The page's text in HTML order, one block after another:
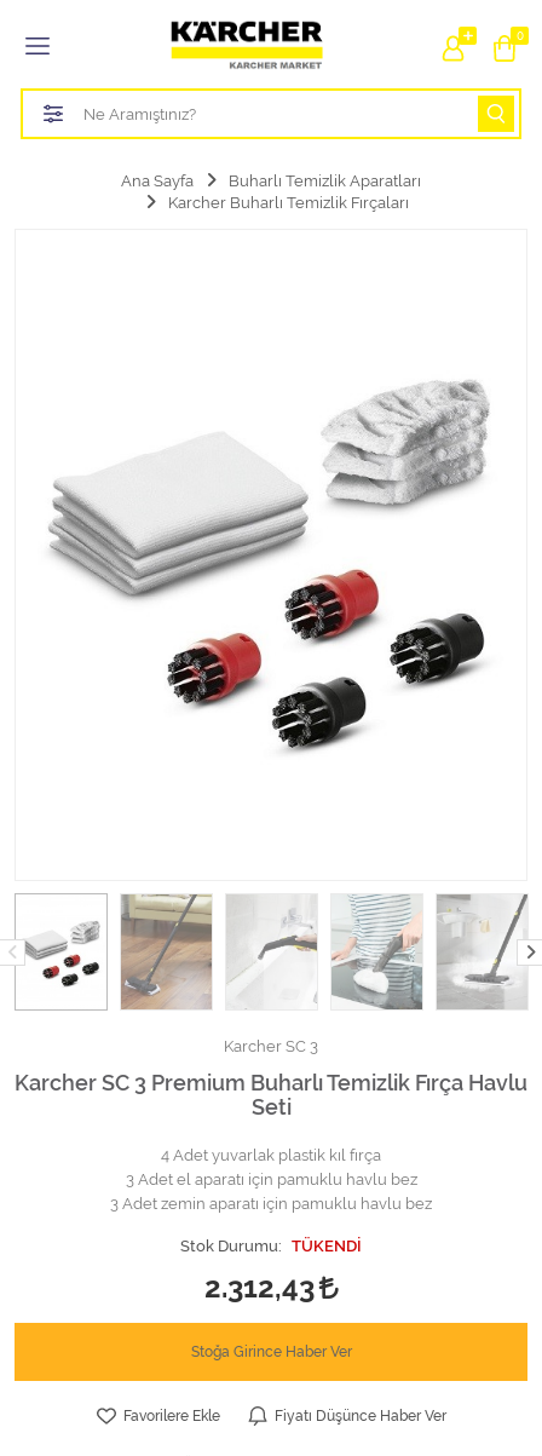
0
Tüm Kategoriler
Bahçe Sulama Ürünleri
Buharlı Temizlik Aparatları
Halı Yıkama Makine Parçaları
Zemin Temizlik Makine Parçaları
Kimyasallar Deterjanlar
Ana Sayfa
Buharlı Temizlik Aparatları
Karcher Buharlı Temizlik Fırçaları
Karcher SC 3
Karcher SC 3 Premium Buharlı Temizlik Fırça Havlu
Seti
4 Adet yuvarlak plastik kıl fırça
3 Adet el aparatı için pamuklu havlu bez
3 Adet zemin aparatı için pamuklu havlu bez
Stok Durumu: TÜKENDİ
2.312,43
Stoğa Girince Haber Ver
Favorilere Ekle Fiyatı Düşünce Haber Ver